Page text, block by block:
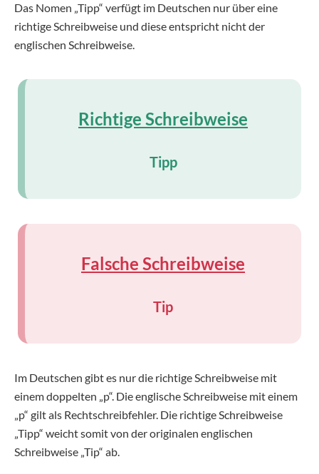
Das Nomen „Tipp“ verfügt im Deutschen nur über eine
richtige Schreibweise und diese entspricht nicht der
englischen Schreibweise.
Richtige Schreibweise
Tipp
Falsche Schreibweise
Tip
Im Deutschen gibt es nur die richtige Schreibweise mit
einem doppelten „p“. Die englische Schreibweise mit einem
„p“ gilt als Rechtschreibfehler. Die richtige Schreibweise
„Tipp“ weicht somit von der originalen englischen
Schreibweise „Tip“ ab.